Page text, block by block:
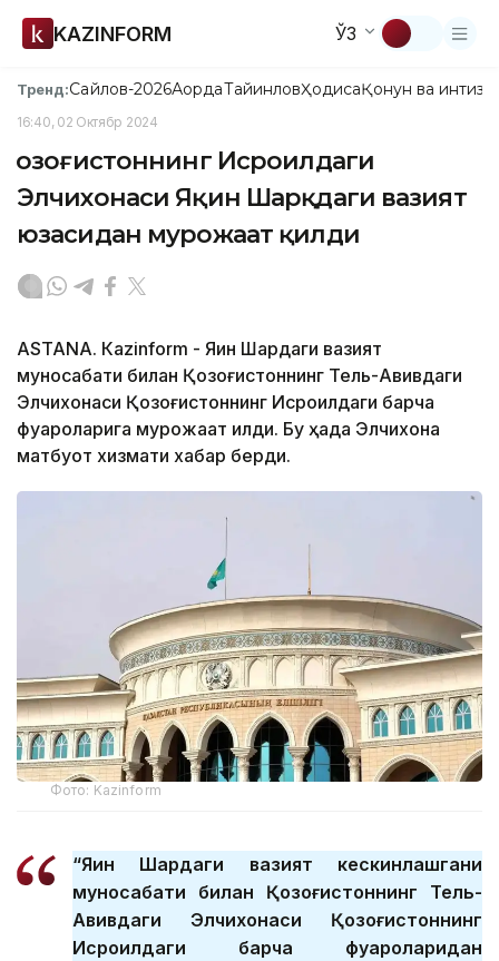
KAZINFORM ЎЗ
Тренд:Сайлов-2026АқордаТайинловҲодисаҚонун ва
16:40, 02 Октябр 2024
Қозоғистоннинг Исроилдаги
Элчихонаси Яқин Шарқдаги вазият
юзасидан мурожаат қилди
ASTANА. Кazinform - Яқин Шарқдаги вазият
муносабати билан Қозоғистоннинг Тель-Авивдаги
Элчихонаси Қозоғистоннинг Исроилдаги барча
фуқароларига мурожаат қилди. Бу ҳақда Элчихона
матбуот хизмати хабар берди.
Фото: Kazinform
“Яқин Шарқдаги вазият кескинлашгани
муносабати билан Қозоғистоннинг Тель-
Авивдаги Элчихонаси Қозоғистоннинг
Исроилдаги барча фуқароларидан